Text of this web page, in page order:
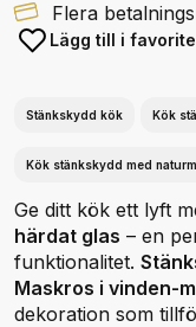
Flera
Lägg till i
Stänkskydd kök Kök
Kök stänkskydd med
Ge ditt kök ett lyft
härdat glas – en
funktionalitet.
Maskros i vinden-
dekoration som